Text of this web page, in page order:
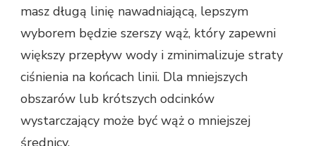
masz długą linię nawadniającą, lepszym
wyborem będzie szerszy wąż, który zapewni
większy przepływ wody i zminimalizuje straty
ciśnienia na końcach linii. Dla mniejszych
obszarów lub krótszych odcinków
wystarczający może być wąż o mniejszej